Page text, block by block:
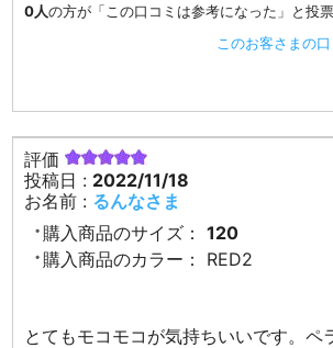
0人の方が「この口コミは参考になった」と投票
このお客さまの
評価
投稿日 : 2022/11/18
お名前 : るんなさま
購入商品のサイズ：
120
購入商品のカラー：
RED2
とてもモコモコが気持ちいいです。ペ